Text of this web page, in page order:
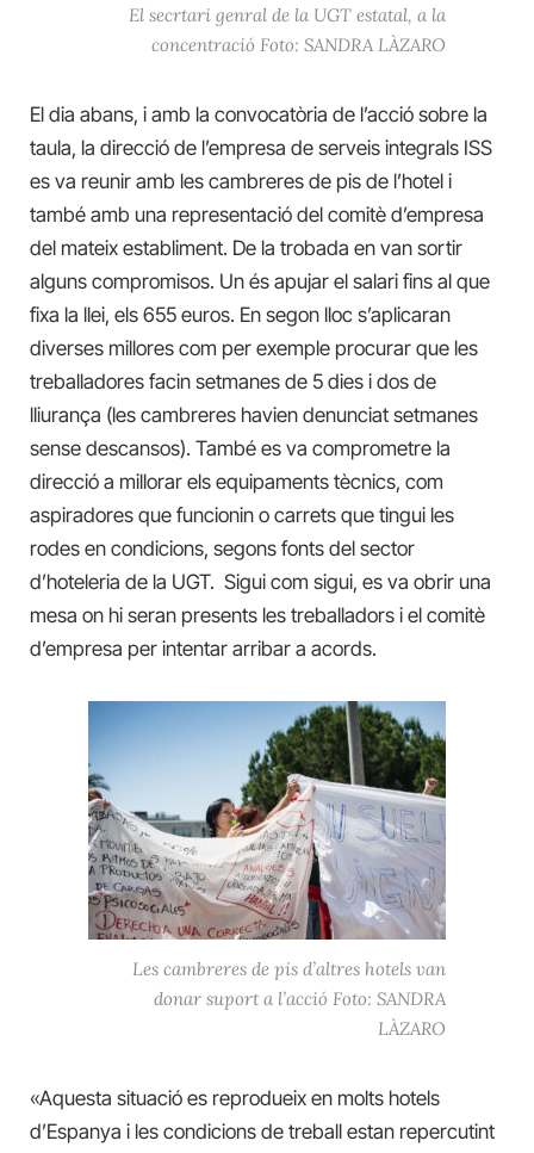
El secrtari genral de la UGT estatal, a la
concentració Foto: SANDRA LÀZARO
El dia abans, i amb la convocatòria de l’acció sobre la
taula, la direcció de l’empresa de serveis integrals ISS
es va reunir amb les cambreres de pis de l’hotel i
també amb una representació del comitè d’empresa
del mateix establiment. De la trobada en van sortir
alguns compromisos. Un és apujar el salari fins al que
fixa la llei, els 655 euros. En segon lloc s’aplicaran
diverses millores com per exemple procurar que les
treballadores facin setmanes de 5 dies i dos de
lliurança (les cambreres havien denunciat setmanes
sense descansos). També es va comprometre la
direcció a millorar els equipaments tècnics, com
aspiradores que funcionin o carrets que tingui les
rodes en condicions, segons fonts del sector
d’hoteleria de la UGT. Sigui com sigui, es va obrir una
mesa on hi seran presents les treballadors i el comitè
d’empresa per intentar arribar a acords.
Les cambreres de pis d’altres hotels van
donar suport a l’acció Foto: SANDRA
LÀZARO
«Aquesta situació es reprodueix en molts hotels
d’Espanya i les condicions de treball estan repercutint